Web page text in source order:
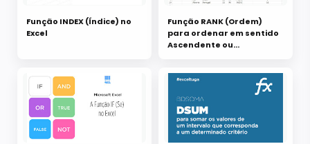
Função INDEX (Índice) no
Excel
Função RANK (Ordem)
para ordenar em sentido
Ascendente ou